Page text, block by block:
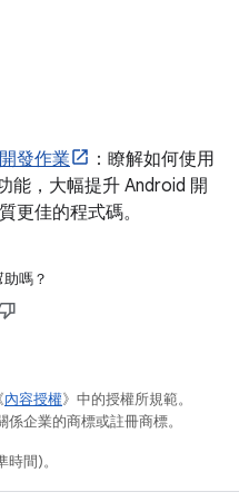
發作業
：瞭解如何使用
能，大幅提升 Android 開
更佳的程式碼。
嗎？
內容授權》中的授權所規範。
企業的商標或註冊商標。
間)。